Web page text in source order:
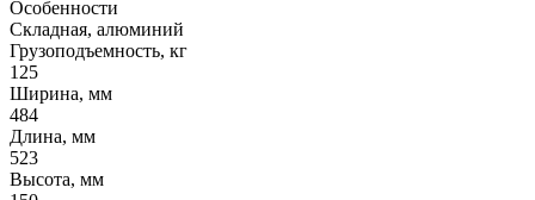
Особенности
Складная, алюминий
Грузоподъемность, кг
125
Ширина, мм
484
Длина, мм
523
Высота, мм